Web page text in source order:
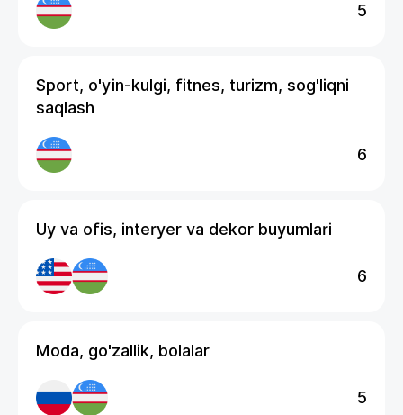
5
Sport, o'yin-kulgi, fitnes, turizm, sog'liqni
saqlash
6
Uy va ofis, interyer va dekor buyumlari
6
Moda, go'zallik, bolalar
5